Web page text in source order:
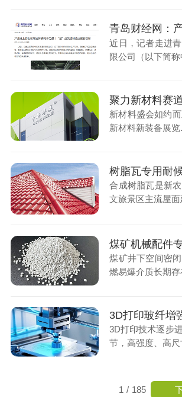
近日，记者走进
限公司（以下简称
新材料盛会如约
新材料新装备展览
合成树脂瓦是新
文旅景区主流屋面
煤矿井下空间密
燃易爆介质长期存
3D打印技术逐步
节，高强度、高尺
1 / 185